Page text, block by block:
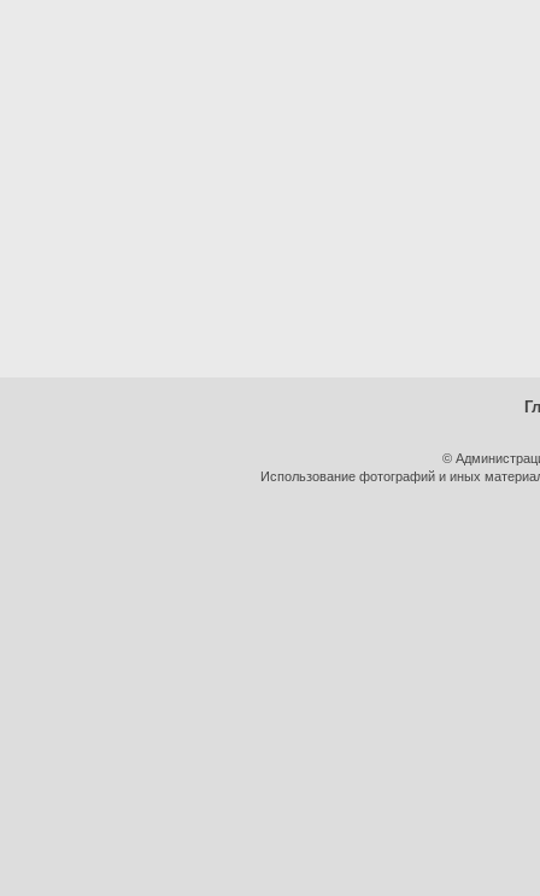
©
Использование фотографий и иных